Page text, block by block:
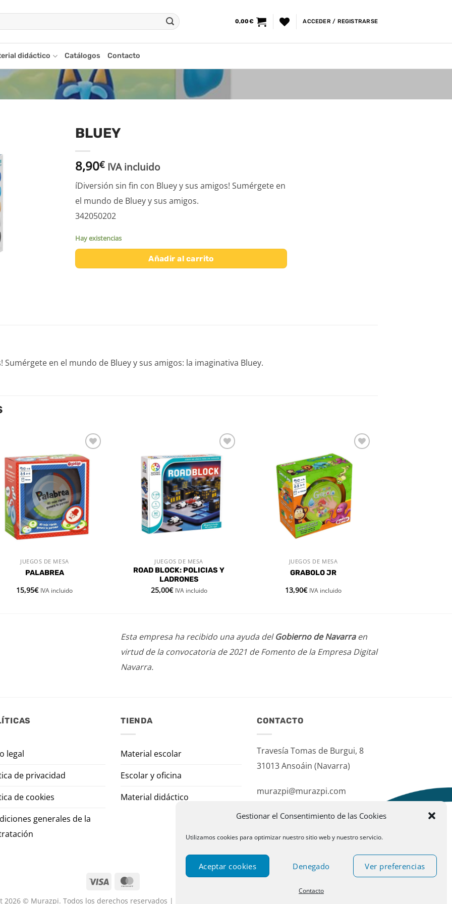
Gestionar el Consentimiento de las Cookies
Utilizamos cookies para optimizar nuestro sitio web y nuestro servicio.
Aceptar cookies Denegado Ver preferencias
Contacto
0,00€ ACCEDER / REGISTRARSE
didáctico Catálogos Contacto
BLUEY
8,90€ IVA incluido
íDiversión sin fin con Bluey y sus amigos! Sumérgete en
el mundo de Bluey y sus amigos.
342050202
Hay existencias
Añadir al carrito
en el mundo de Bluey y sus amigos: la imaginativa Bluey.
Añadir
a la
lista de
deseos
VISTA RÁPIDA
JUEGOS DE MESA
PALABREA
15,95€ IVA incluido
Añadir
a la
lista de
deseos
VISTA RÁPIDA
JUEGOS DE MESA
ROAD BLOCK: POLICIAS Y
LADRONES
25,00€ IVA incluido
lista de
deseos
VISTA RÁPIDA
JUEGOS DE MESA
GRABOLO JR
13,90€ IVA incluido
Esta empresa ha recibido una ayuda delGobierno de Navarraen
virtud de la convocatoria de 2021 de Fomento de la Empresa Digital
Navarra.
legal
de privacidad
de cookies
generales de la
TIENDA
Material escolar
Escolar y oficina
Material didáctico
CONTACTO
Travesía Tomas de Burgui, 8
31013 Ansoáin (Navarra)
murazpi@murazpi.com
2026 © Murazpi. Todos los derechos reservados | Designed by Publispace